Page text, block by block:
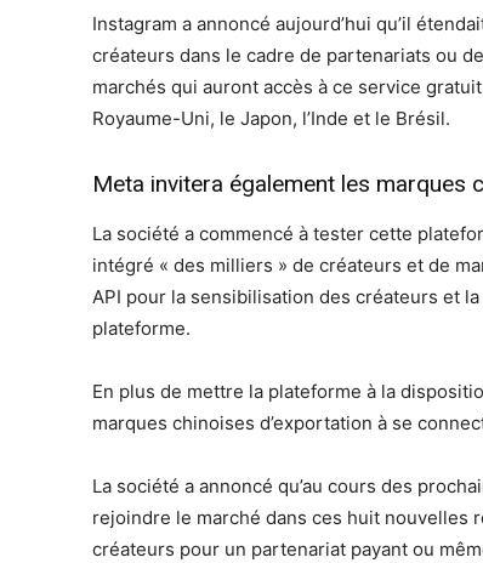
Instagram a annoncé aujourd’hui qu’il
créateurs dans le cadre de partenariats ou
marchés qui auront accès à ce service
Royaume-Uni, le Japon, l’Inde et le Brésil.
Meta invitera également les marques
La société a commencé à tester cette
intégré « des milliers » de créateurs et de
API pour la sensibilisation des créateurs et
plateforme.
En plus de mettre la plateforme à la
marques chinoises d’exportation à se
La société a annoncé qu’au cours des
rejoindre le marché dans ces huit nouvelles
créateurs pour un partenariat payant ou